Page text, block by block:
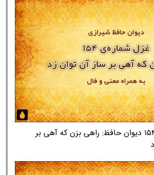
غزل شماره‌ی ۱۵۴ دیوان حافظ: راهی بزن که آهی بر